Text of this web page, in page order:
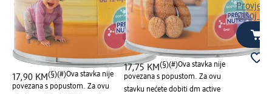
17,90 KM(§)(#)Ova stavka nije
povezana s popustom. Za ovu
17,75 KM(§)(#)Ova stavka nije
povezana s popustom. Za ovu
stavku nećete dobiti dm active
Vašoj